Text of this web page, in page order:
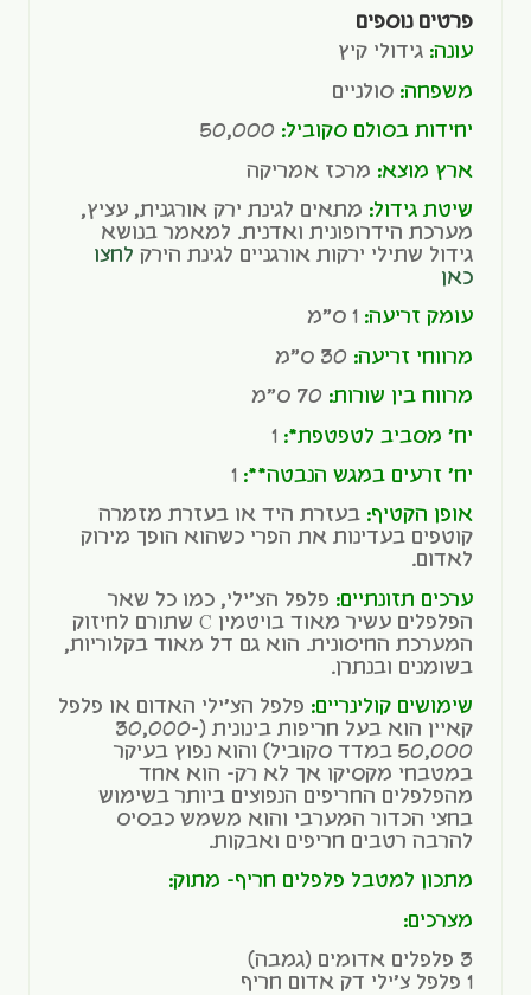
פרטים נוספים
עונה: גידולי קיץ
משפחה: סולניים
יחידות בסולם סקוביל:
ארץ מוצא: מרכז אמריקה
שיטת גידול: מתאים לגינת ירק אורגנית, עציץ,
מערכת הידרופונית ואדנית. למאמר בנושא
גידול שתילי ירקות אורגניים לגינת הירק לחצו
כאן
עומק זריעה:
מרווחי זריעה:
מרווח בין שורות:
יח' מסביב לטפטפת*: 1
יח' זרעים במגש הנבטה**:
אופן הקטיף: בעזרת היד או בעזרת מזמרה
קוטפים בעדינות את הפרי כשהוא הופך מירוק
לאדום.
ערכים תזונתיים: פלפל הצ'ילי, כמו כל שאר
הפלפלים עשיר מאוד בויטמין C שתורם לחיזוק
המערכת החיסונית. הוא גם דל מאוד בקלוריות,
בשומנים ובנתרן.
שימושים קולינריים: פלפל הצ'ילי האדום או פלפל
קאיין הוא בעל חריפות בינונית (30,000-
50,000 במדד סקוביל) והוא נפוץ בעיקר
במטבחי מקסיקו אך לא רק- הוא אחד
מהפלפלים החריפים הנפוצים ביותר בשימוש
בחצי הכדור המערבי והוא משמש כבסיס
להרבה רטבים חריפים ואבקות.
מתכון למטבל פלפלים חריף- מתוק:
מצרכים:
3 פלפלים אדומים (גמבה)
1 פלפל צ'ילי דק אדום חריף